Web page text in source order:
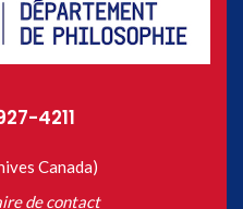
4211
Canada)
de contact